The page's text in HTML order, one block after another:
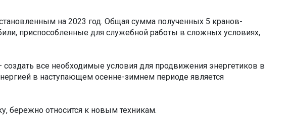
на 2023 год. Общая сумма полученных 5 кранов-
приспособленные для служебной работы в сложных условиях,
создать все необходимые условия для продвижения энергетиков в
в наступающем осенне-зимнем периоде является
бережно относится к новым техникам.